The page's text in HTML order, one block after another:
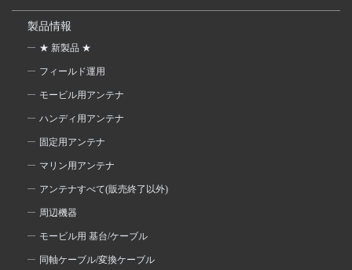
製品情報
★ 新製品 ★
フィールド運用
モービル用アンテナ
ハンディ用アンテナ
固定用アンテナ
マリン用アンテナ
アンテナすべて(販売終了以外)
周辺機器
モービル用 基台/ケーブル
同軸ケーブル/変換ケーブル